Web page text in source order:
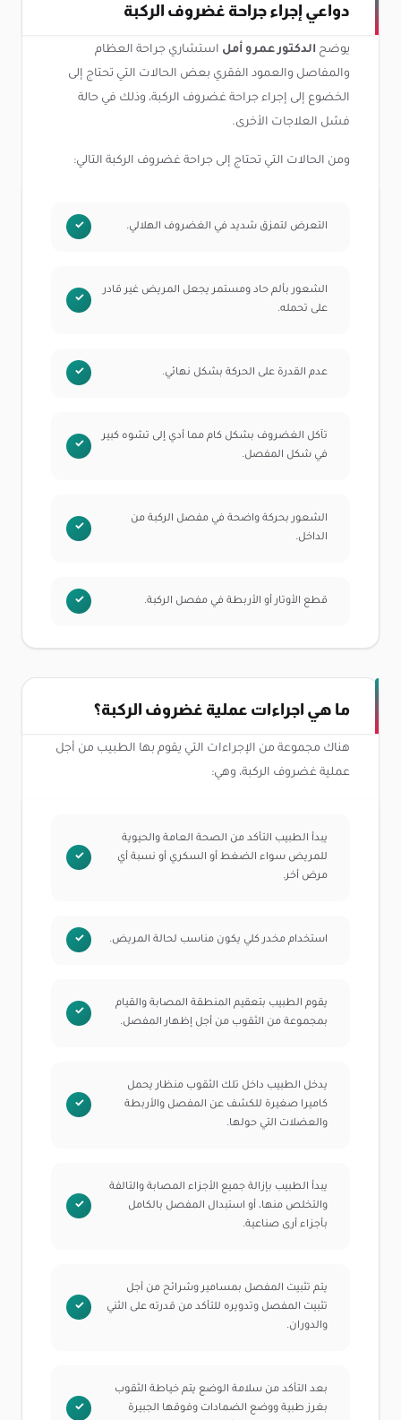
دواعي إجراء جراحة غضروف الركبة
يوضح الدكتور عمرو أمل استشاري جراحة العظام
والمفاصل والعمود الفقري بعض الحالات التي تحتاج إلى
الخضوع إلى إجراء جراحة غضروف الركبة، وذلك في حالة
فشل العلاجات الأخرى.
ومن الحالات التي تحتاج إلى جراحة غضروف الركبة التالي:
التعرض لتمزق شديد في الغضروف الهلالي.
الشعور بألم حاد ومستمر يجعل المريض غير قادر
على تحمله.
عدم القدرة على الحركة بشكل نهائي.
تآكل الغضروف بشكل كام مما أدي إلى تشوه كبير
في شكل المفصل.
الشعور بحركة واضحة في مفصل الركبة من
الداخل.
قطع الأوتار أو الأربطة في مفصل الركبة.
ما هي اجراءات عملية غضروف الركبة؟
هناك مجموعة من الإجراءات التي يقوم بها الطبيب من أجل
عملية غضروف الركبة، وهي:
يبدأ الطبيب التأكد من الصحة العامة والحيوية
للمريض سواء الضغط أو السكري أو نسبة أي
مرض أخر.
استخدام مخدر كلي يكون مناسب لحالة المريض.
يقوم الطبيب بتعقيم المنطقة المصابة والقيام
بمجموعة من الثقوب من أجل إظهار المفصل.
يدخل الطبيب داخل تلك الثقوب منظار يحمل
كاميرا صغيرة للكشف عن المفصل والأربطة
والعضلات التي حولها.
يبدأ الطبيب بإزالة جميع الأجزاء المصابة والتالفة
والتخلص منها، أو استبدال المفصل بالكامل
بأجزاء أرى صناعية.
يتم تثبيت المفصل بمسامير وشرائح من أجل
تثبيت المفصل وتدويره للتأكد من قدرته على الثني
والدوران.
بعد التأكد من سلامة الوضع يتم خياطة الثقوب
بغرز طبية ووضع الضمادات وفوقها الجبيرة